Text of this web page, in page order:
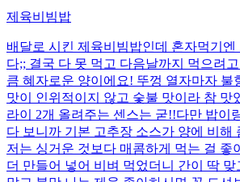
제육비빔밥
배달로 시킨 제육비빔밥인데 혼자먹기엔
다;; 결국 다 못 먹고 다음날까지 먹으려
큼 혜자로운 양이에요! 뚜껑 열자마자 불
맛이 인위적이지 않고 숯불 맛이라 참 맛
라이 2개 올려주는 센스는 굳!! ​다만 밥이
다 보니까 기본 고추장 소스가 양에 비해
저는 싱거운 것보다 매콤하게 먹는 걸 좋
더 만들어 넣어 비벼 먹었더니 간이 딱